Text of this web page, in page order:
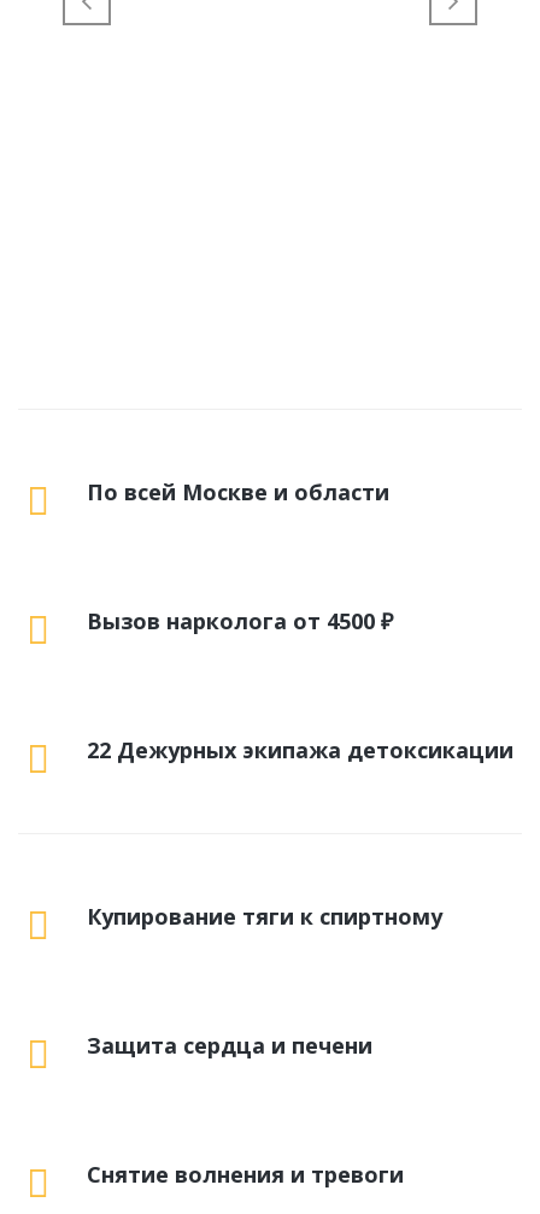
По всей Москве и области
Вызов нарколога от 4500 ₽
22 Дежурных экипажа детоксикации
Купирование тяги к спиртному
Защита сердца и печени
Снятие волнения и тревоги